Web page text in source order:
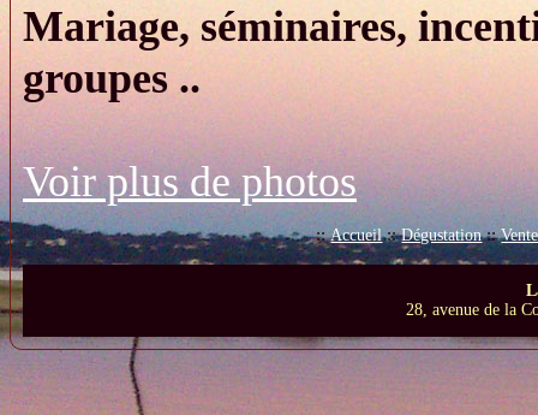
Mariage, séminaires,
groupes ..
Voir plus de photos
::Accueil::Dégustation::Vente
28, avenue de la